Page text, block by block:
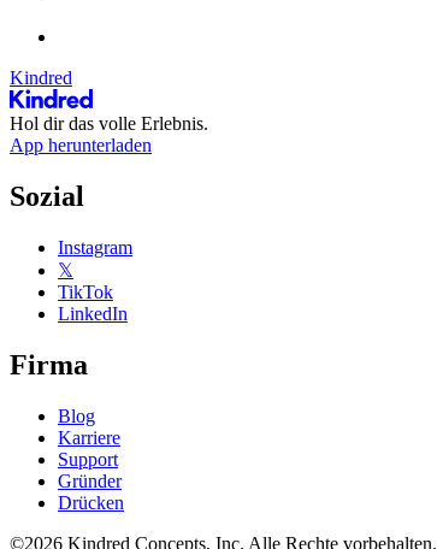
Kindred
Hol dir das volle Erlebnis.
App herunterladen
Sozial
Instagram
𝕏
TikTok
LinkedIn
Firma
Blog
Karriere
Support
Gründer
Drücken
©2026 Kindred Concepts, Inc. Alle Rechte vorbehalten.